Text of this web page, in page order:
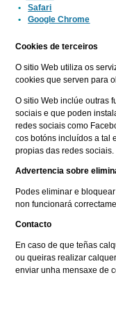
Safari
Google Chrome
Cookies de terceiros
O sitio Web utiliza os
cookies que serven para
O sitio Web inclúe outras
sociais e que poden
redes sociais como
cos botóns incluídos a tal
propias das redes sociais.
Advertencia sobre
Podes eliminar e
non funcionará
Contacto
En caso de que teñas
ou queiras realizar
enviar unha mensaxe de